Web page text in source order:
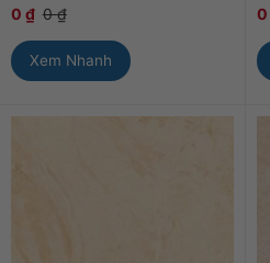
0 ₫ 0₫
Xem Nhanh
0